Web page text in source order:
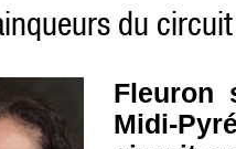
du
Fleuron
Midi-